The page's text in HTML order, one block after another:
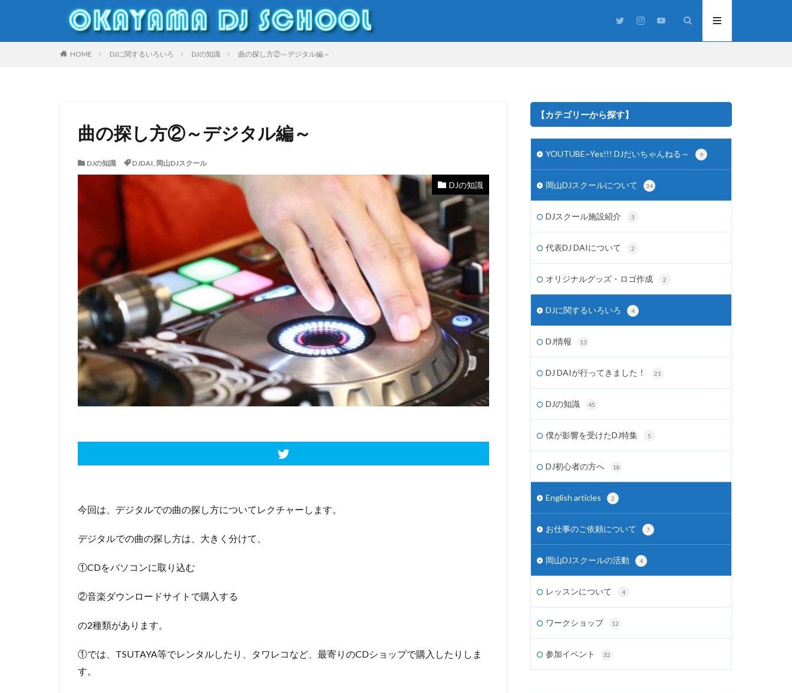
HOME DJに関するいろいろ DJの知識 曲の探し方②～デジタル編～
曲の探し方②～デジタル編～
DJの知識 DJDAI, 岡山DJスクール
DJの知識
今回は、デジタルでの曲の探し方についてレクチャーします。
デジタルでの曲の探し方は、大きく分けて、
①CDをパソコンに取り込む
②音楽ダウンロードサイトで購入する
の2種類があります。
①では、TSUTAYA等でレンタルしたり、タワレコなど、最寄りのCDショップで購入したりしま
す。
【カテゴリーから探す】
YOUTUBE~Yes!!! DJだいちゃんねる～ 9
岡山DJスクールについて 34
DJスクール施設紹介 3
代表DJ DAIについて 2
オリジナルグッズ・ロゴ作成 2
DJに関するいろいろ 4
DJ情報 13
DJ DAIが行ってきました！ 21
DJの知識 45
僕が影響を受けたDJ特集 5
DJ初心者の方へ 18
English articles 2
お仕事のご依頼について 7
岡山DJスクールの活動 4
レッスンについて 4
ワークショップ 12
参加イベント 32
DJ 岡山DJスクール DJやり方 DJ初心者 DJ入門
タグ
ダンススタジオ
ダンスバトル
ナイトクラブ マイケルジャクソン モモロックフェス
オープンフォーマットdj
岡山DJ 岡山DJスクール 洋楽
渋谷
Pioneerdj DJ DJ初心者 DJDAI
Djテクニック DJトラブル DJレッスン DJ体験
DJ機材レンタル
ERICKDLUX Event HIPHOP
MichaelJackson
Nightclub
検索